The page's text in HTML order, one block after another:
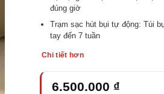
đúng giờ
Trạm sạc hút bụi tự động: Túi
tay đến 7 tuần
Chi tiết hơn
6.500.000 ₫